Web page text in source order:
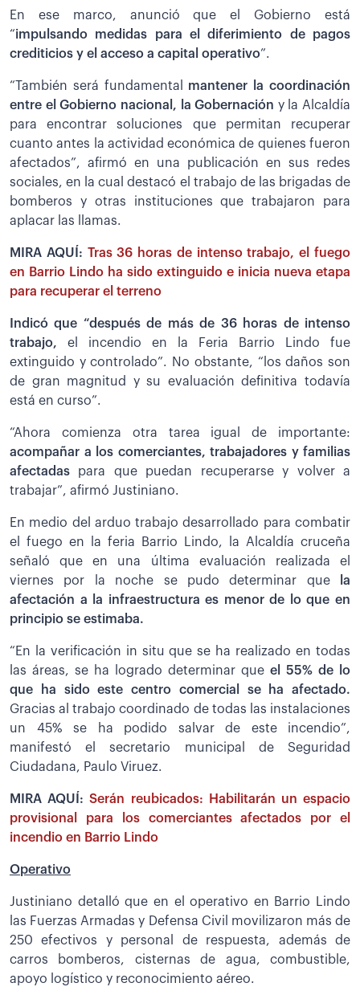
En ese marco, anunció que el Gobierno está
“impulsando medidas para el diferimiento de pagos
crediticios y el acceso a capital operativo”.
“También será fundamental mantener la coordinación
entre el Gobierno nacional, la Gobernación y la Alcaldía
para encontrar soluciones que permitan recuperar
cuanto antes la actividad económica de quienes fueron
afectados”, afirmó en una publicación en sus redes
sociales, en la cual destacó el trabajo de las brigadas de
bomberos y otras instituciones que trabajaron para
aplacar las llamas.
MIRA AQUÍ: Tras 36 horas de intenso trabajo, el fuego
en Barrio Lindo ha sido extinguido e inicia nueva etapa
para recuperar el terreno
Indicó que “después de más de 36 horas de intenso
trabajo, el incendio en la Feria Barrio Lindo fue
extinguido y controlado”. No obstante, “los daños son
de gran magnitud y su evaluación definitiva todavía
está en curso”.
“Ahora comienza otra tarea igual de importante:
acompañar a los comerciantes, trabajadores y familias
afectadas para que puedan recuperarse y volver a
trabajar”, afirmó Justiniano.
En medio del arduo trabajo desarrollado para combatir
el fuego en la feria Barrio Lindo, la Alcaldía cruceña
señaló que en una última evaluación realizada el
viernes por la noche se pudo determinar que
la
afectación a la infraestructura es menor de lo que en
principio se estimaba.
“En la verificación in situ que se ha realizado en todas
las áreas, se ha logrado determinar que el 55% de lo
que ha sido este centro comercial se ha afectado.
Gracias al trabajo coordinado de todas las instalaciones
un 45% se ha podido salvar de este incendio”,
manifestó el secretario municipal de Seguridad
Ciudadana, Paulo Viruez.
MIRA AQUÍ:Serán reubicados: Habilitarán un espacio
provisional para los comerciantes afectados por el
incendio en Barrio Lindo
Operativo
Justiniano detalló que en el operativo en Barrio Lindo
las Fuerzas Armadas y Defensa Civil movilizaron más de
250 efectivos y personal de respuesta, además de
carros bomberos, cisternas de agua, combustible,
apoyo logístico y reconocimiento aéreo.